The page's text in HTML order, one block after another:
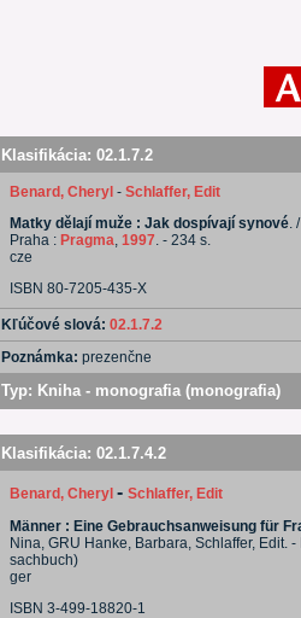
Klasifikácia: 02.1.7.2
Benard, Cheryl - Schlaffer, Edit
Matky dělají muže : Jak dospívají synové.
Praha : Pragma, 1997. - 234 s.
cze
ISBN 80-7205-435-X
Kľúčové slová: 02.1.7.2
Poznámka: prezenčne
Typ: Kniha - monografia (monografia)
Klasifikácia: 02.1.7.4.2
Benard, Cheryl - Schlaffer, Edit
Männer : Eine Gebrauchsanweisung für
Nina, GRU Hanke, Barbara, Schlaffer, Edit.
sachbuch)
ger
ISBN 3-499-18820-1